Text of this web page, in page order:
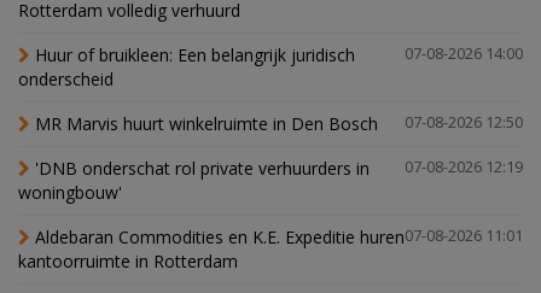
Rotterdam volledig verhuurd
07-08-2026 14:00
Huur of bruikleen: Een belangrijk juridisch
onderscheid
07-08-2026 12:50
MR Marvis huurt winkelruimte in Den Bosch
07-08-2026 12:19
'DNB onderschat rol private verhuurders in
woningbouw'
07-08-2026 11:01
Aldebaran Commodities en K.E. Expeditie huren
kantoorruimte in Rotterdam